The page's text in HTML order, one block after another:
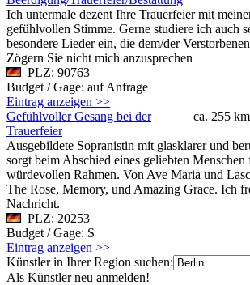
Ich untermale dezent Ihre Trauerfeier mit
gefühlvollen Stimme. Gerne studiere ich auch
besondere Lieder ein, die dem/der
Zögern Sie nicht mich anzusprechen
PLZ: 90763
Budget / Gage: auf Anfrage
Eintrag anzeigen >>
ca. 255
Gefühlvoller Gesang bei der
Trauerfeier
Ausgebildete Sopranistin mit glasklarer und
sorgt beim Abschied eines geliebten Menschen
würdevollen Rahmen. Von Ave Maria und
The Rose, Memory, und Amazing Grace. Ich
Nachricht.
PLZ: 20253
Budget / Gage: S
Eintrag anzeigen >>
Künstler in Ihrer Region suchen:
Als Künstler neu anmelden!